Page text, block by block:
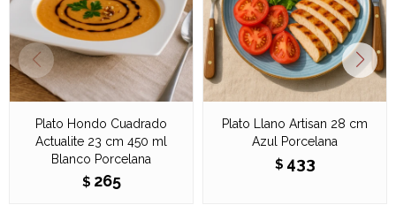
Plato Hondo Cuadrado
Actualite 23 cm 450 ml
Blanco Porcelana
$ 265
Plato Llano Artisan 28 cm
Azul Porcelana
$ 433